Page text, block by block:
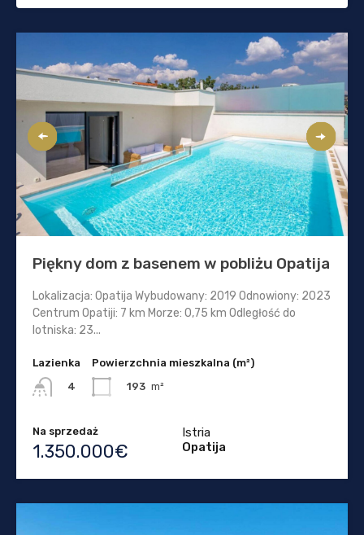
Piękny dom z basenem w pobliżu Opatija
Lokalizacja: Opatija Wybudowany: 2019 Odnowiony: 2023
Centrum Opatiji: 7 km Morze: 0,75 km Odległość do
lotniska: 23...
Lazienka
4
Powierzchnia mieszkalna (m²)
193 m²
Na sprzedaż
1.350.000€
Istria
Opatija